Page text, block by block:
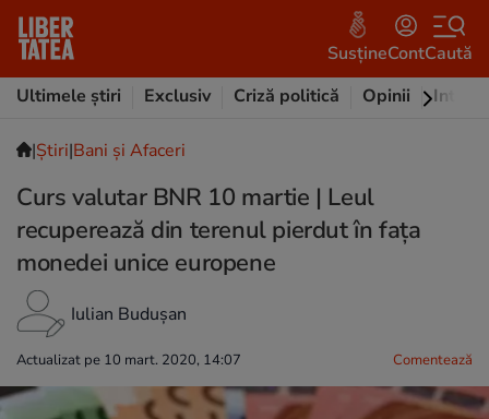
SusțineContCaută
Ultimele știri
Exclusiv Criză politică Opinii
|Ştiri|Bani și Afaceri
Curs valutar BNR 10 martie | Leul
recuperează din terenul pierdut în fața
monedei unice europene
Iulian Budușan
Actualizat pe 10 mart. 2020, 14:07 Comentează